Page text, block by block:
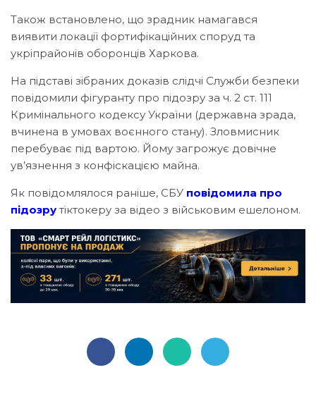
Також встановлено, що зрадник намагався
виявити локації фортифікаційних споруд та
укріпрайонів оборонців Харкова.
На підставі зібраних доказів слідчі Служби безпеки
повідомили фігуранту про підозру за ч. 2 ст. 111
Кримінального кодексу України (державна зрада,
вчинена в умовах воєнного стану). Зловмисник
перебуває під вартою. Йому загрожує довічне
ув’язнення з конфіскацією майна.
Як повідомлялося раніше, СБУ повідомила про
підозру тіктокеру за відео з військовим ешелоном.